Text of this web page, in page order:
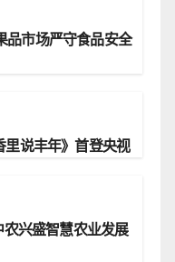
品市场严守食品安全
里说丰年》首登央视
兴盛智慧农业发展